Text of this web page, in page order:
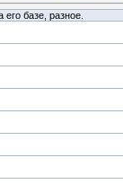
базе, разное.